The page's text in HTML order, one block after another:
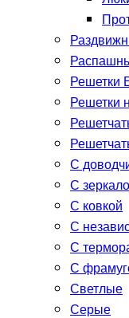
Решетки
Решетки
С
С
С ковкой
С
С
С
Светлые
Серые